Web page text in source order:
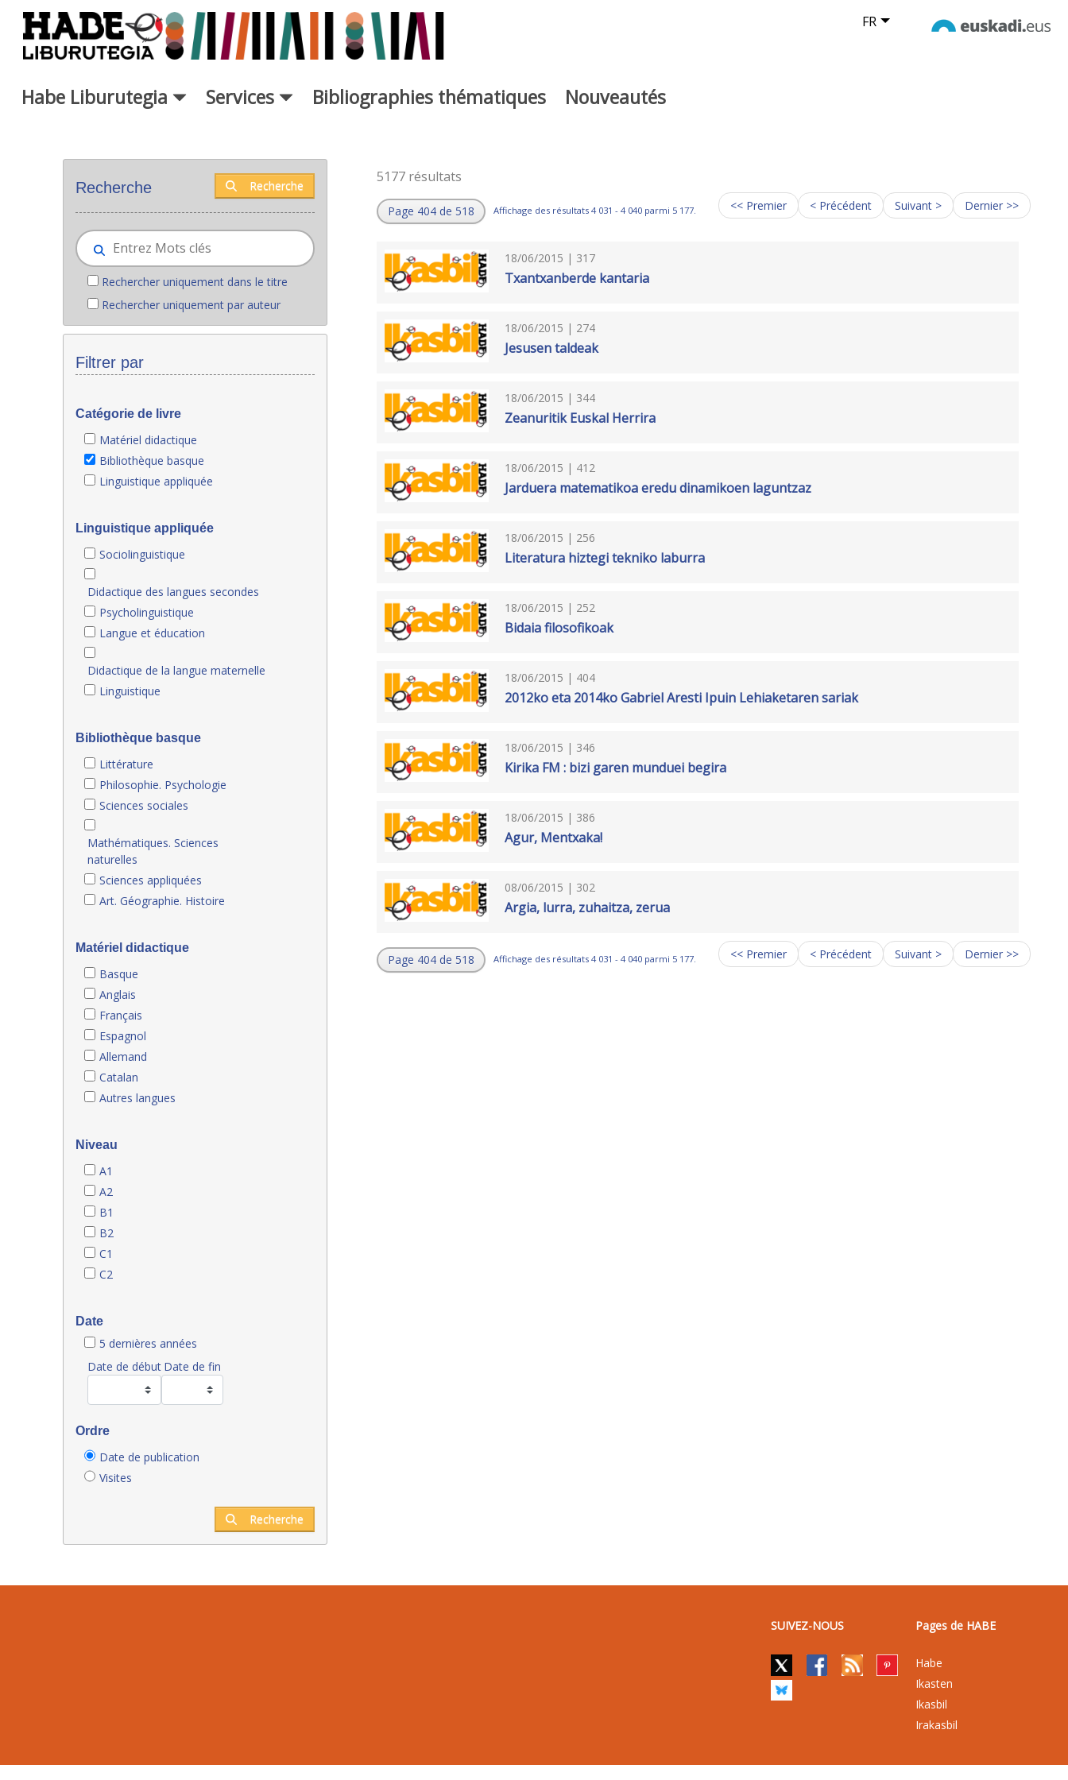
Saut au contenu principal FR
Habe Liburutegia Services Bibliographies thématiques Nouveautés
Recherche Recherche
Rechercher uniquement dans le titre
Rechercher uniquement par auteur
Filtrer par
Catégorie de livre
Matériel didactique
Bibliothèque basque
Linguistique appliquée
Linguistique appliquée
Sociolinguistique
Didactique des langues secondes
Psycholinguistique
Langue et éducation
Didactique de la langue maternelle
Linguistique
Bibliothèque basque
Littérature
Philosophie. Psychologie
Sciences sociales
Mathématiques. Sciences
naturelles
Sciences appliquées
Art. Géographie. Histoire
Matériel didactique
Basque
Anglais
Français
Espagnol
Allemand
Catalan
Autres langues
Niveau
A1
A2
B1
B2
C1
C2
Date
5 dernières années
Date de début Date de fin
Ordre
Date de publication
Visites
Recherche
5177 résultats
Page 404 de 518 Affichage des résultats 4 031 - 4 040 parmi 5 177. << Premier < Précédent Suivant > Dernier >>
18/06/2015 | 317
Txantxanberde kantaria
18/06/2015 | 274
Jesusen taldeak
18/06/2015 | 344
Zeanuritik Euskal Herrira
18/06/2015 | 412
Jarduera matematikoa eredu dinamikoen laguntzaz
18/06/2015 | 256
Literatura hiztegi tekniko laburra
18/06/2015 | 252
Bidaia filosofikoak
18/06/2015 | 404
2012ko eta 2014ko Gabriel Aresti Ipuin Lehiaketaren sariak
18/06/2015 | 346
Kirika FM : bizi garen munduei begira
18/06/2015 | 386
Agur, Mentxaka!
08/06/2015 | 302
Argia, lurra, zuhaitza, zerua
Page 404 de 518 Affichage des résultats 4 031 - 4 040 parmi 5 177. << Premier < Précédent Suivant > Dernier >>
SUIVEZ-NOUS Pages de HABE
Habe
Ikasten
Ikasbil
Irakasbil